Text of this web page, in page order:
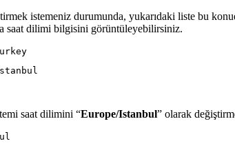
istemeniz durumunda, yukarıdaki liste bu
saat dilimi bilgisini görüntüleyebilirsiniz.
saat dilimini “Europe/Istanbul” olarak